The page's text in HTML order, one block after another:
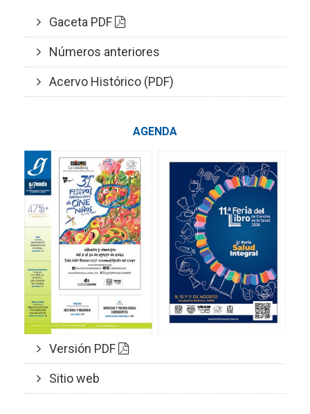
Gaceta PDF
Números anteriores
Acervo Histórico (PDF)
AGENDA
Versión PDF
Sitio web